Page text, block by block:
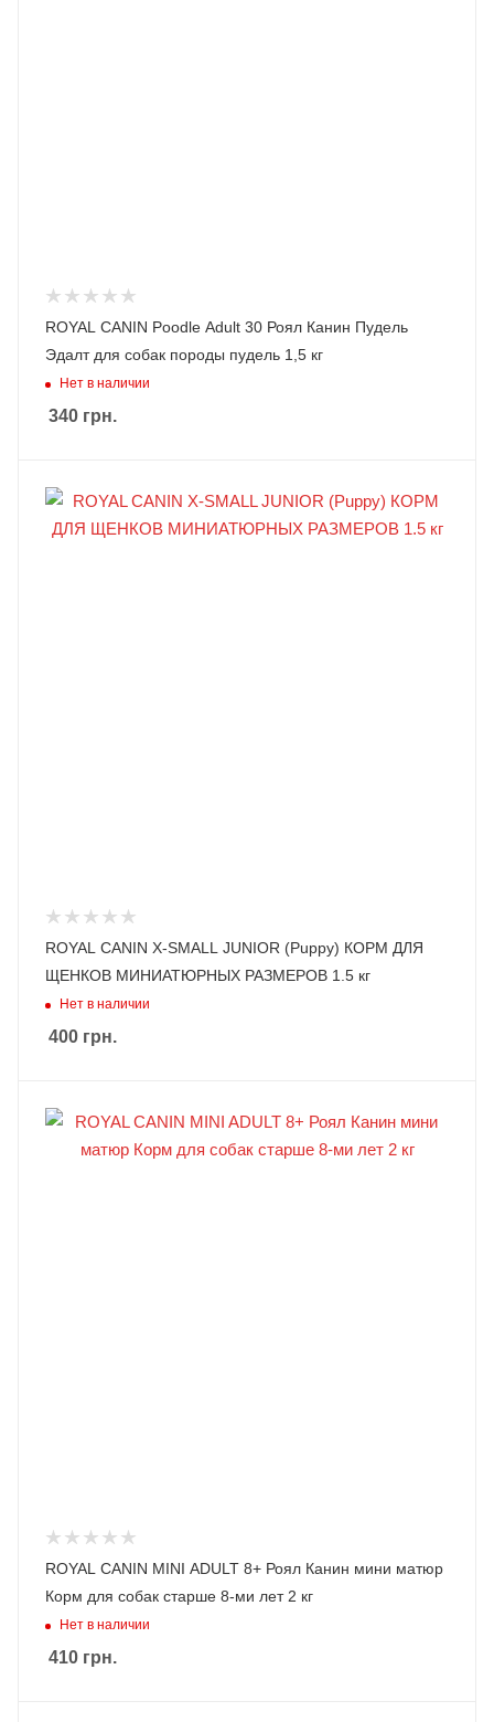
ROYAL CANIN Poodle Adult 30 Роял Канин Пудель
Эдалт для собак породы пудель 1,5 кг
Нет в наличии
340 грн.
ROYAL CANIN X-SMALL JUNIOR (Puppy) КОРМ ДЛЯ
ЩЕНКОВ МИНИАТЮРНЫХ РАЗМЕРОВ 1.5 кг
Нет в наличии
400 грн.
ROYAL CANIN MINI ADULT 8+ Роял Канин мини матюр
Корм для собак старше 8-ми лет 2 кг
Нет в наличии
410 грн.